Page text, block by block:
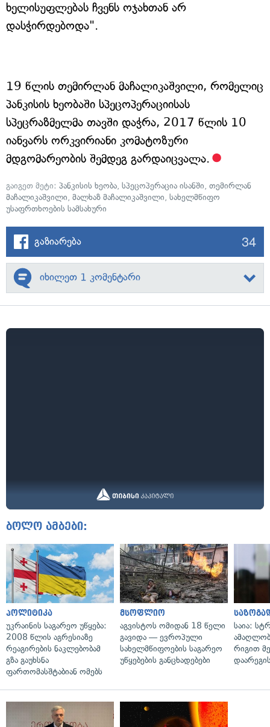
ხელისუფლებას ჩვენს ოჯახთან არ
დასჭირდებოდა".
19 წლის თემირლან მაჩალიკაშვილი, რომელიც
პანკისის ხეობაში სპეცოპერაციისას
სპეცრაზმელმა თავში დაჭრა, 2017 წლის 10
იანვარს ორკვირიანი კომატოზური
მდგომარეობის შემდეგ გარდაიცვალა.
გაიგეთ მეტი: პანკისის ხეობა, სპეცოპერაცია ისანში, თემირლან
მაჩალიკაშვილი, მალხაზ მაჩალიკაშვილი, სახელმწიფო
უსაფრთხოების სამსახური
გაზიარება 34
იხილეთ 1 კომენტარი
ბოლო ამბები:
პოლიტიკა
უკრაინის საგარეო უწყება:
2008 წლის აგრესიაზე
რეაგირების ნაკლებობამ
გზა გაუხსნა
ფართომასშტაბიან ომებს
მსოფლიო
აგვისტოს ომიდან 18 წელი
გავიდა — ევროპული
სახელმწიფოების საგარეო
უწყებების განცხადებები
საია:
რიგით